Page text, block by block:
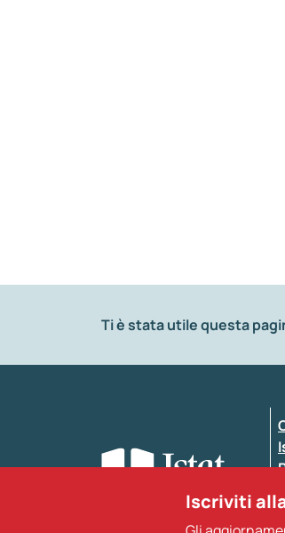
Ti è stata utile questa
Inserisci il tuo commento
Iscriviti